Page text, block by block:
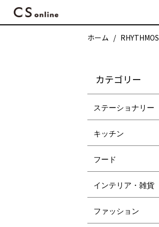
ホーム RHYTHMOS
カテゴリー
ステーショナリー
キッチン
フード
インテリア・雑貨
ファッション